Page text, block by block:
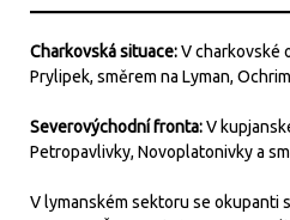
Charkovská situace:V charkovské
Prylipek, směrem na Lyman,
Severovýchodní fronta:V
Petropavlivky, Novoplatonivky a
V lymanském sektoru se okupanti